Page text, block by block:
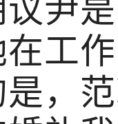
尹
工
，